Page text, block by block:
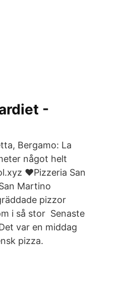
-
Bergamo: La
något helt
❤️️Pizzeria San
Martino
pizzor
i så stor Senaste
var en middag
pizza.